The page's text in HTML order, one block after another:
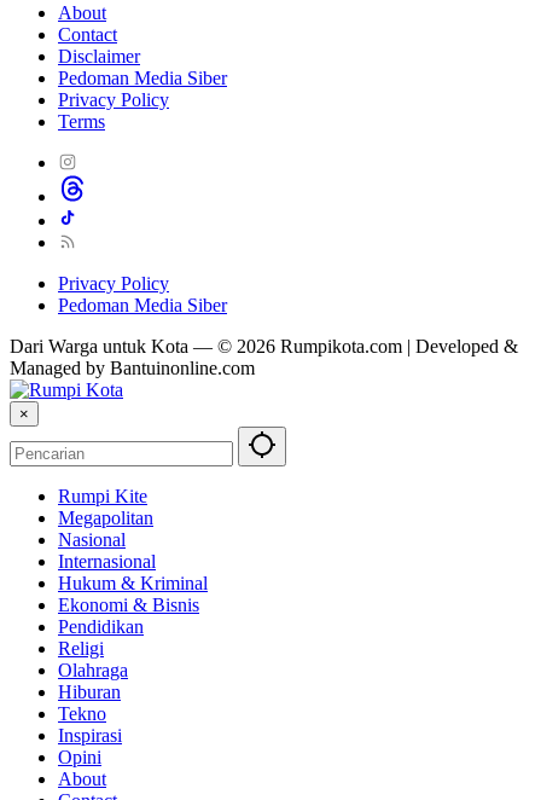
About
Contact
Disclaimer
Pedoman Media Siber
Privacy Policy
Terms
Privacy Policy
Pedoman Media Siber
Dari Warga untuk Kota — © 2026 Rumpikota.com | Developed &
Managed by Bantuinonline.com
×
Rumpi Kite
Megapolitan
Nasional
Internasional
Hukum & Kriminal
Ekonomi & Bisnis
Pendidikan
Religi
Olahraga
Hiburan
Tekno
Inspirasi
Opini
About